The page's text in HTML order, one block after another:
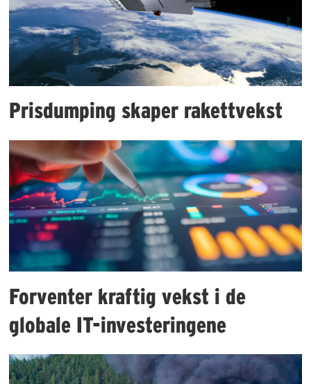
Prisdumping skaper rakettvekst
Forventer kraftig vekst i de
globale IT-investeringene